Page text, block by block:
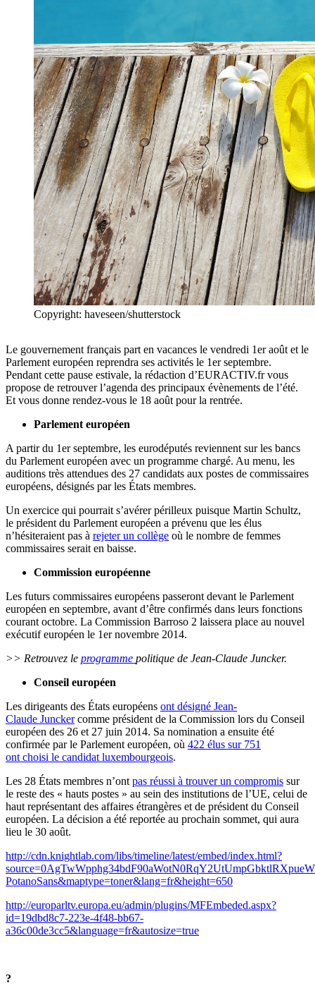
Copyright: haveseen/shutterstock
Le gouvernement français part en vacances le vendredi 1er août et le
Parlement européen reprendra ses activités le 1er septembre.
Pendant cette pause estivale, la rédaction d’EURACTIV.fr vous
propose de retrouver l’agenda des principaux évènements de l’été.
Et vous donne rendez-vous le 18 août pour la rentrée.
Parlement européen
A partir du 1er septembre, les eurodéputés reviennent sur les bancs
du Parlement européen avec un programme chargé. Au menu, les
auditions très attendues des 27 candidats aux postes de commissaires
européens, désignés par les États membres.
Un exercice qui pourrait s’avérer périlleux puisque Martin Schultz,
le président du Parlement européen a prévenu que les élus
n’hésiteraient pas à rejeter un collège où le nombre de femmes
commissaires serait en baisse.
Commission européenne
Les futurs commissaires européens passeront devant le Parlement
européen en septembre, avant d’être confirmés dans leurs fonctions
courant octobre. La Commission Barroso 2 laissera place au nouvel
exécutif européen le 1er novembre 2014.
>> Retrouvez le programme politique de Jean-Claude Juncker.
Conseil européen
Les dirigeants des États européens ont désigné Jean-
Claude Junckercomme président de la Commission lors du Conseil
européen des 26 et 27 juin 2014. Sa nomination a ensuite été
confirmée par le Parlement européen, où 422 élus sur 751
ont choisi le candidat luxembourgeois.
Les 28 États membres n’ont pas réussi à trouver un compromis sur
le reste des « hauts postes » au sein des institutions de l’UE, celui de
haut représentant des affaires étrangères et de président du Conseil
européen. La décision a été reportée au prochain sommet, qui aura
lieu le 30 août.
http://cdn.knightlab.com/libs/timeline/latest/embed/index.html?
PotanoSans&maptype=toner&lang=fr&height=650
http://europarltv.europa.eu/admin/plugins/MFEmbeded.aspx?
id=19dbd8c7-223e-4f48-bb67-
a36c00de3cc5&language=fr&autosize=true
?